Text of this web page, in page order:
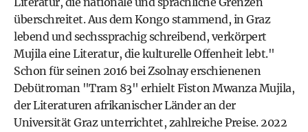
überschreitet. Aus dem Kongo stammend, in Graz
lebend und sechssprachig schreibend, verkörpert
Mujila eine Literatur, die kulturelle Offenheit lebt."
Schon für seinen 2016 bei Zsolnay erschienenen
Debütroman "Tram 83" erhielt Fiston Mwanza Mujila,
der Literaturen afrikanischer Länder an der
Universität Graz unterrichtet, zahlreiche Preise. 2022